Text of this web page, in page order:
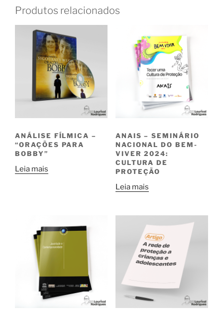
Produtos relacionados
ANÁLISE FÍLMICA –
“ORAÇÕES PARA
BOBBY”
Leia mais
ANAIS – SEMINÁRIO
NACIONAL DO BEM-
VIVER 2024:
CULTURA DE
PROTEÇÃO
Leia mais